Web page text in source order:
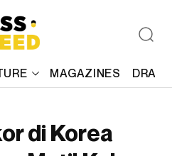
MAGAZINES
di Korea